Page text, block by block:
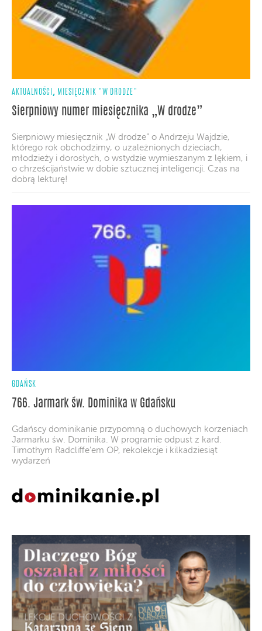
AKTUALNOŚCI , MIESIĘCZNIK "W DRODZE"
Sierpniowy numer miesięcznika „W drodze”
Sierpniowy miesięcznik „W drodze” o Andrzeju Wajdzie,
którego rok obchodzimy, o uzależnionych dzieciach,
młodzieży i dorosłych, o wstydzie wymieszanym z lękiem, i
o chrześcijaństwie w dobie sztucznej inteligencji. Czas na
dobrą lekturę!
GDAŃSK
766. Jarmark św. Dominika w Gdańsku
Gdańscy dominikanie przypomną o duchowych korzeniach
Jarmarku św. Dominika. W programie odpust z kard.
Timothym Radcliffe'em OP, rekolekcje i kilkadziesiąt
wydarzeń